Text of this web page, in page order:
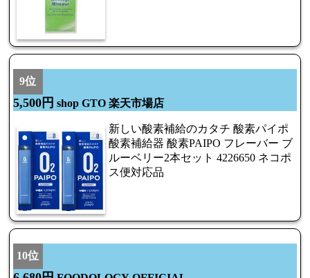
9位
5,500円 shop GTO 楽天市場店
新しい酸素補給のカタチ 酸素パイポ
酸素補給器 酸素PAIPO フレーバー ブ
ルーベリー2本セット 4226650 ネコポ
ス便対応品
10位